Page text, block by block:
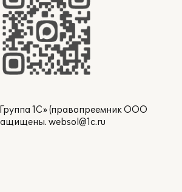
1С» (правопреемник ООО
websol@1c.ru